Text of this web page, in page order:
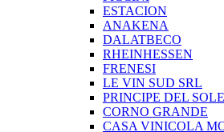
ESTACION
ANAKENA
DALATBECO
RHEINHESSEN
FRENESI
LE VIN SUD SRL
PRINCIPE DEL SOLE
CORNO GRANDE
CASA VINICOLA